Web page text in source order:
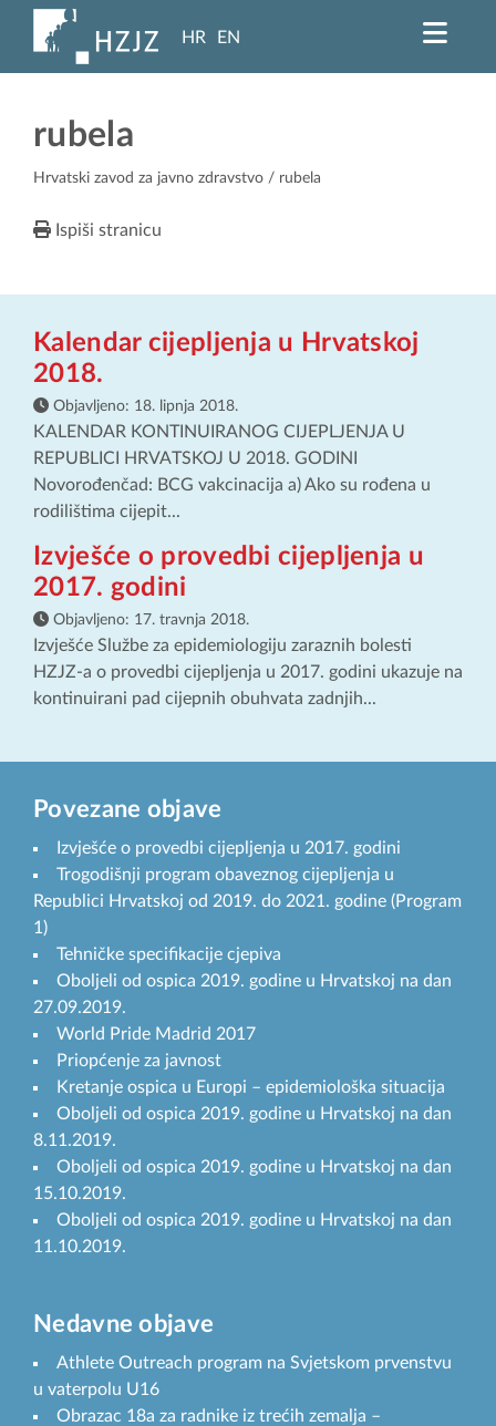
HR EN
rubela
Hrvatski zavod za javno zdravstvo / rubela
Ispiši stranicu
Kalendar cijepljenja u Hrvatskoj
2018.
Objavljeno: 18. lipnja 2018.
KALENDAR KONTINUIRANOG CIJEPLJENJA U
REPUBLICI HRVATSKOJ U 2018. GODINI
Novorođenčad: BCG vakcinacija a) Ako su rođena u
rodilištima cijepit...
Izvješće o provedbi cijepljenja u
2017. godini
Objavljeno: 17. travnja 2018.
Izvješće Službe za epidemiologiju zaraznih bolesti
HZJZ-a o provedbi cijepljenja u 2017. godini ukazuje na
kontinuirani pad cijepnih obuhvata zadnjih...
Povezane objave
Izvješće o provedbi cijepljenja u 2017. godini
Trogodišnji program obaveznog cijepljenja u
Republici Hrvatskoj od 2019. do 2021. godine (Program
1)
Tehničke specifikacije cjepiva
Oboljeli od ospica 2019. godine u Hrvatskoj na dan
27.09.2019.
World Pride Madrid 2017
Priopćenje za javnost
Kretanje ospica u Europi – epidemiološka situacija
Oboljeli od ospica 2019. godine u Hrvatskoj na dan
8.11.2019.
Oboljeli od ospica 2019. godine u Hrvatskoj na dan
15.10.2019.
Oboljeli od ospica 2019. godine u Hrvatskoj na dan
11.10.2019.
Nedavne objave
Athlete Outreach program na Svjetskom prvenstvu
u vaterpolu U16
Obrazac 18a za radnike iz trećih zemalja –